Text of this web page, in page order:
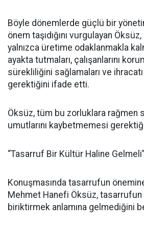
Böyle dönemlerde güçlü bir
önem taşıdığını vurgulayan
yalnızca üretime odaklanmakla
ayakta tutmaları, çalışanlarını
sürekliliğini sağlamaları ve ihracatı
gerektiğini ifade etti.
Öksüz, tüm bu zorluklara rağmen
umutlarını kaybetmemesi
“Tasarruf Bir Kültür Haline Gelmeli”
Konuşmasında tasarrufun
Mehmet Hanefi Öksüz, tasarrufun
biriktirmek anlamına gelmediğini